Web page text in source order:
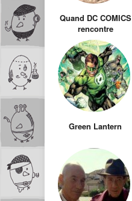
Quand DC COMICS
rencontre
MUSCLOR
Green Lantern